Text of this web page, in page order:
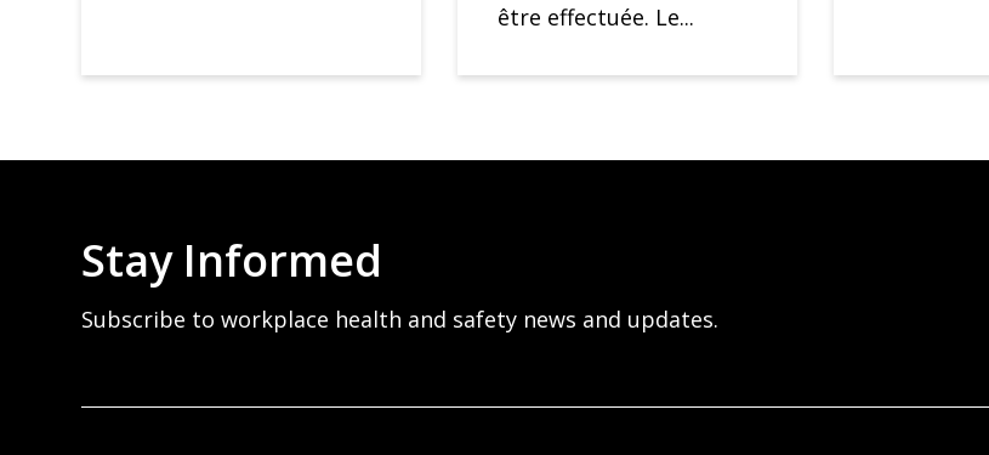
être effectuée. Le...
Stay Informed
Subscribe to workplace health and safety news and updates.